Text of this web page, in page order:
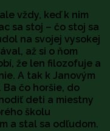
vždy, keď k nim
sa stoj – čo stoj sa
na svojej vysokej
až si o ňom
že len filozofuje a
A tak k Janovým
čo horšie, do
deti a miestny
školu
a stal sa odľudom.